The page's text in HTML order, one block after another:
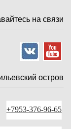
на связи
остров
+7953-376-96-65